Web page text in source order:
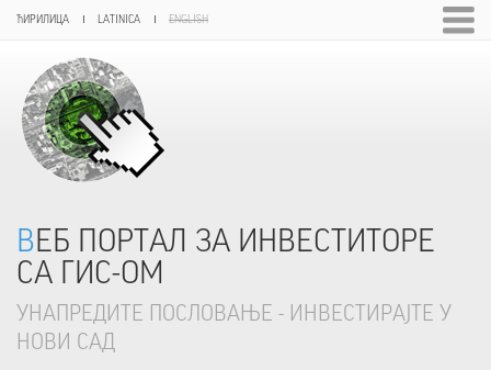
ЋИРИЛИЦА LATINICA ENGLISH
ВЕБ ПОРТАЛ ЗА ИНВЕСТИТОРЕ
СА ГИС-ОМ
УНАПРЕДИТЕ ПОСЛОВАЊЕ - ИНВЕСТИРАЈТЕ У
НОВИ САД